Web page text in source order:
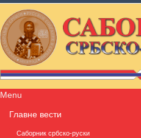
Menu
Главне вести
Саборник србско-руски